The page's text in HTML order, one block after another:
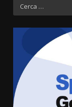
Ricerca
per: